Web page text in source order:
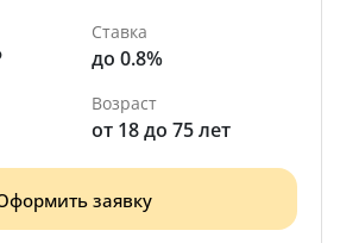
Ставка
до 0.8%
Возраст
от 18 до 75 лет
заявку